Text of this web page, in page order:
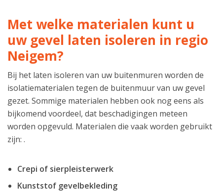
Met welke materialen kunt u
uw gevel laten isoleren in regio
Neigem?
Bij het laten isoleren van uw buitenmuren worden de
isolatiematerialen tegen de buitenmuur van uw gevel
gezet. Sommige materialen hebben ook nog eens als
bijkomend voordeel, dat beschadigingen meteen
worden opgevuld. Materialen die vaak worden gebruikt
zijn: .
Crepi of sierpleisterwerk
Kunststof gevelbekleding